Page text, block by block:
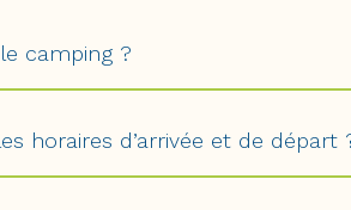
camping ?
horaires d’arrivée et de départ